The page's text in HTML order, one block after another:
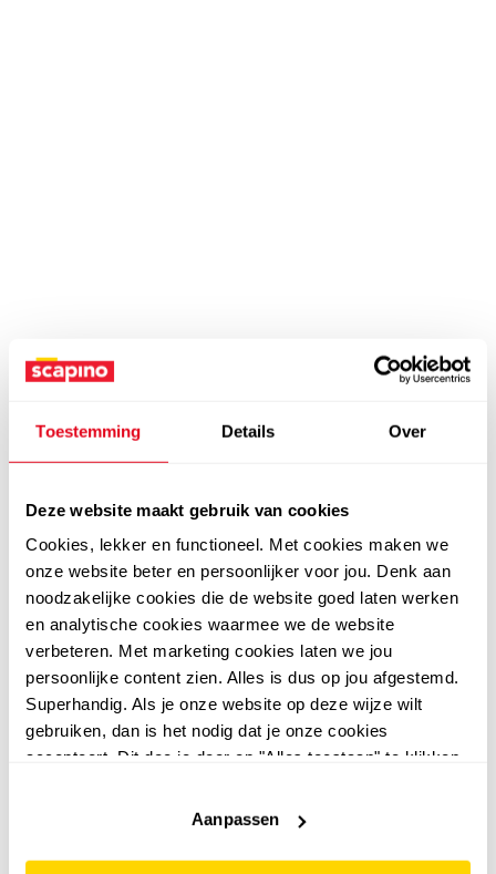
Toestemming Details Over
Deze website maakt gebruik van cookies
Cookies, lekker en functioneel. Met cookies maken we
onze website beter en persoonlijker voor jou. Denk aan
noodzakelijke cookies die de website goed laten werken
en analytische cookies waarmee we de website
verbeteren. Met marketing cookies laten we jou
persoonlijke content zien. Alles is dus op jou afgestemd.
Superhandig. Als je onze website op deze wijze wilt
gebruiken, dan is het nodig dat je onze cookies
accepteert. Dit doe je door op "Alles toestaan" te klikken.
website niet optimaal functioneert.
Aanpassen